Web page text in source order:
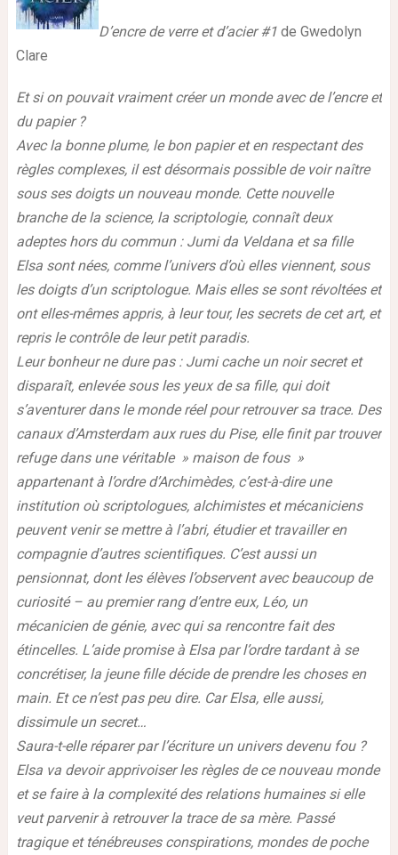
D’encre de verre et d’acier #1de Gwedolyn
Clare
Et si on pouvait vraiment créer un monde avec de l’encre et
du papier ?
Avec la bonne plume, le bon papier et en respectant des
règles complexes, il est désormais possible de voir naître
sous ses doigts un nouveau monde. Cette nouvelle
branche de la science, la scriptologie, connaît deux
adeptes hors du commun : Jumi da Veldana et sa fille
Elsa sont nées, comme l’univers d’où elles viennent, sous
les doigts d’un scriptologue. Mais elles se sont révoltées et
ont elles-mêmes appris, à leur tour, les secrets de cet art, et
repris le contrôle de leur petit paradis.
Leur bonheur ne dure pas : Jumi cache un noir secret et
disparaît, enlevée sous les yeux de sa fille, qui doit
s’aventurer dans le monde réel pour retrouver sa trace. Des
canaux d’Amsterdam aux rues du Pise, elle finit par trouver
refuge dans une véritable » maison de fous »
appartenant à l’ordre d’Archimèdes, c’est-à-dire une
institution où scriptologues, alchimistes et mécaniciens
peuvent venir se mettre à l’abri, étudier et travailler en
compagnie d’autres scientifiques. C’est aussi un
pensionnat, dont les élèves l’observent avec beaucoup de
curiosité – au premier rang d’entre eux, Léo, un
mécanicien de génie, avec qui sa rencontre fait des
étincelles. L’aide promise à Elsa par l’ordre tardant à se
concrétiser, la jeune fille décide de prendre les choses en
main. Et ce n’est pas peu dire. Car Elsa, elle aussi,
dissimule un secret…
Saura-t-elle réparer par l’écriture un univers devenu fou ?
Elsa va devoir apprivoiser les règles de ce nouveau monde
et se faire à la complexité des relations humaines si elle
veut parvenir à retrouver la trace de sa mère. Passé
tragique et ténébreuses conspirations, mondes de poche